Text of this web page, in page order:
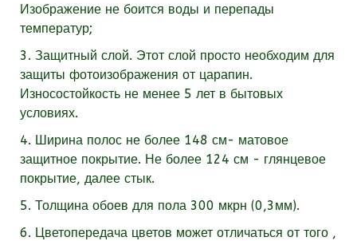
Изображение не боится воды и перепады
температур;
3. Защитный слой. Этот слой просто необходим для
защиты фотоизображения от царапин.
Износостойкость не менее 5 лет в бытовых
условиях.
4. Ширина полос не более 148 см- матовое
защитное покрытие. Не более 124 см - глянцевое
покрытие, далее стык.
5. Толщина обоев для пола 300 мкрн (0,3мм).
6. Цветопередача цветов может отличаться от того ,